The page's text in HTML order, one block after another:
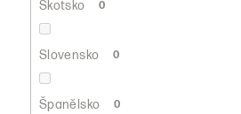
Skotsko 0
Slovensko 0
Španělsko 0